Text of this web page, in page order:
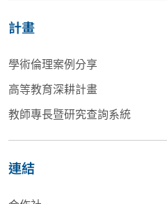
計畫
學術倫理案例分享
高等教育深耕計畫
教師專長暨研究查詢系統
連結